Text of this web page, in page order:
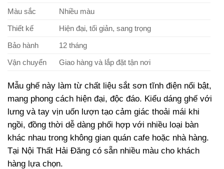
Màu sắc
Nhiều màu
Thiết kế
Hiện đại, tối giản, sang trọng
Bảo hành
12 tháng
Vận chuyển
Giao hàng và lắp đặt tận nơi
Mẫu ghế này làm từ chất liệu sắt sơn tĩnh điện nổi bật,
mang phong cách hiện đại, độc đáo. Kiểu dáng ghế với
lưng và tay vịn uốn lượn tạo cảm giác thoải mái khi
ngồi, đồng thời dễ dàng phối hợp với nhiều loại bàn
khác nhau trong không gian quán cafe hoặc nhà hàng.
Tại Nội Thất Hải Đăng có sẵn nhiều màu cho khách
hàng lựa chọn.